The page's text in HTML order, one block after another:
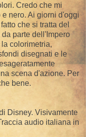
Credo che mi
nero. Ai giorni d'oggi
che si tratta del
parte dell'Impero
colorimetria,
disegnati e le
scena d'azione. Per
bene.
Disney. Visivamente
audio italiana in